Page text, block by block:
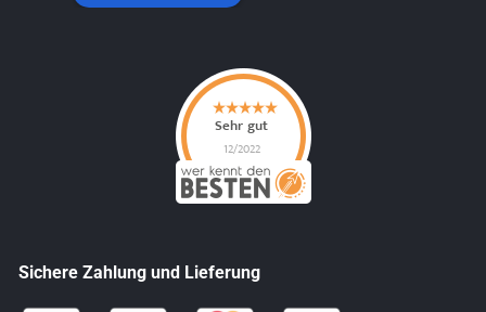
Sichere Zahlung und Lieferung